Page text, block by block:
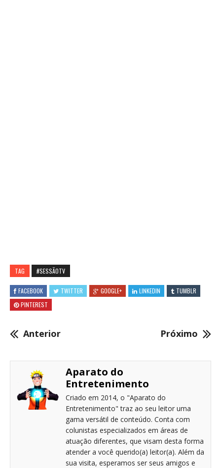
TAG #SESSÃOTV
FACEBOOK TWITTER GOOGLE+ LINKEDIN
TUMBLR
PINTEREST
Anterior Próximo
Aparato do
Entretenimento
Criado em 2014, o "Aparato do
Entretenimento" traz ao seu leitor uma
gama versátil de conteúdo. Conta com
colunistas especializados em áreas de
atuação diferentes, que visam desta forma
atender a você querido(a) leitor(a). Além da
sua visita, esperamos ser seus amigos e